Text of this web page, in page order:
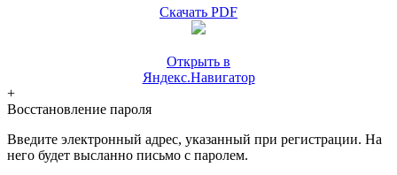
Скачать PDF
Открыть в
Яндекс.Навигатор
+
Восстановление пароля
Введите электронный адрес, указанный при регистрации. На
него будет высланно письмо с паролем.